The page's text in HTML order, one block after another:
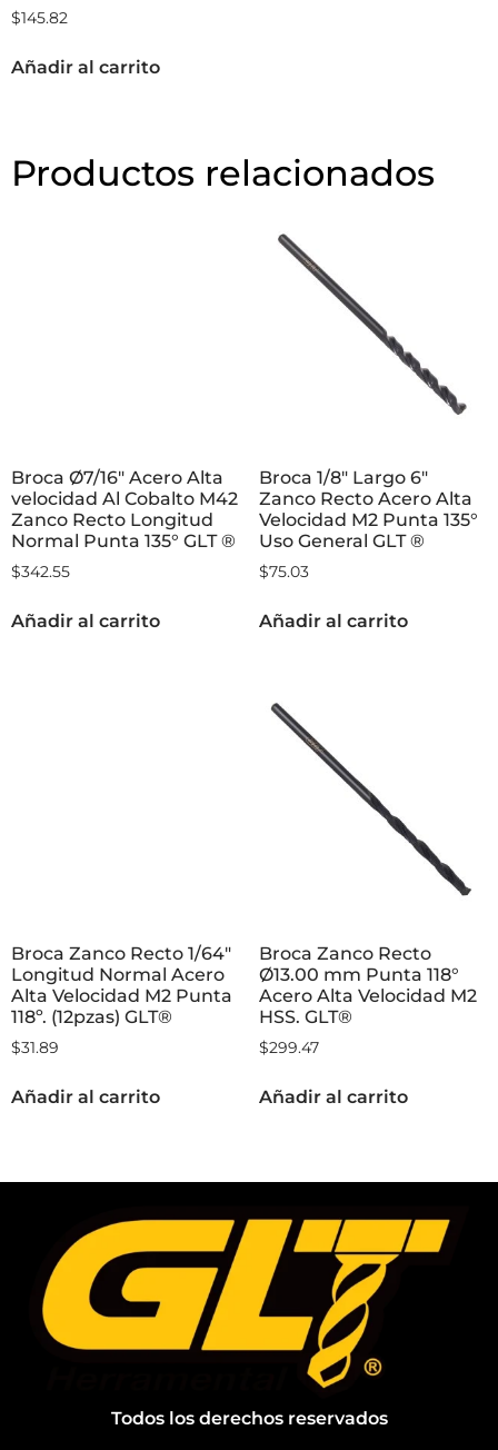
$145.82
Añadir al carrito
Productos relacionados
Broca Ø7/16″ Acero Alta
velocidad Al Cobalto M42
Zanco Recto Longitud
Normal Punta 135° GLT ®
$342.55
Añadir al carrito
Broca 1/8″ Largo 6″
Zanco Recto Acero Alta
Velocidad M2 Punta 135°
Uso General GLT ®
$75.03
Añadir al carrito
Broca Zanco Recto 1/64″
Longitud Normal Acero
Alta Velocidad M2 Punta
118º. (12pzas) GLT®
$31.89
Añadir al carrito
Broca Zanco Recto
Ø13.00 mm Punta 118°
Acero Alta Velocidad M2
HSS. GLT®
$299.47
Añadir al carrito
Todos los derechos reservados